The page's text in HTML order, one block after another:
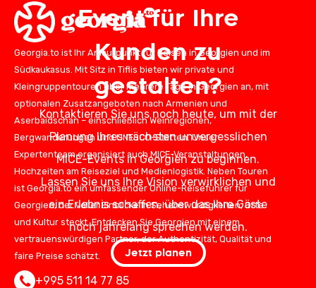
Event für Ihre
Kunden zu
gestalten?
Kontaktieren Sie uns noch heute, um mit der
Planung Ihres nächsten unvergesslichen
MICE-Events in Georgien zu beginnen.
Lassen Sie uns Ihre Vision verwirklichen und
ein Erlebnis schaffen, über das Ihre Gäste
noch jahrelang sprechen werden.
Jetzt planen
Georgia.to ist Ihr Anlaufpunkt für Reisen in Georgien und im
Südkaukasus. Mit Sitz in Tiflis bieten wir private und
Kleingruppentouren über mehrere Tage in Georgien an, mit
optionalen Zusatzangeboten nach Armenien und
Aserbaidschan – einschließlich Weinregionen,
Bergwanderungen und UNESCO-Stätten. Unser
Expertenteam organisiert auch MICE-Veranstaltungen,
Hochzeiten am Reiseziel und Medienlogistik. Neben Touren
ist Georgia.to ein umfassender Online-Reiseführer für
Georgien, der voller Einblicke in Sehenswürdigkeiten, Orte
und Kultur steckt. Entdecken Sie Georgien mit einem
vertrauenswürdigen Partner, der Authentizität, Qualität und
faire Preise schätzt.
+995 511 14 77 85